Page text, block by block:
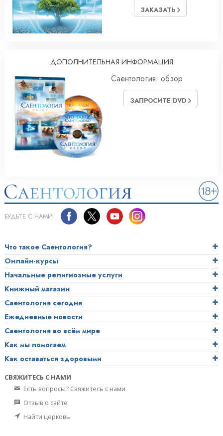
ЗАКАЗАТЬ
ДОПОЛНИТЕЛЬНАЯ ИНФОРМАЦИЯ
Саентология: обзор
ЗАПРОСИТЕ DVD
БУДЬТЕ С НАМИ
Что такое Саентология?
Онлайн-курсы
Начальные религиозные услуги
Книжный магазин
Саентология сегодня
Ежедневные новости
Саентология во всём мире
Как мы помогаем
Как оставаться здоровыми
СВЯЖИТЕСЬ С НАМИ
Есть вопросы? Свяжитесь с нами
Отзыв о сайте
Найти церковь